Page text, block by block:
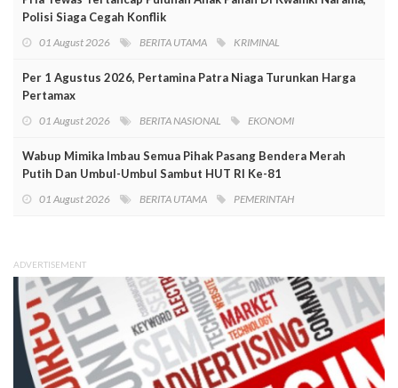
Polisi Siaga Cegah Konflik
01 August 2026 BERITA UTAMA KRIMINAL
Per 1 Agustus 2026, Pertamina Patra Niaga Turunkan Harga
Pertamax
01 August 2026 BERITA NASIONAL EKONOMI
Wabup Mimika Imbau Semua Pihak Pasang Bendera Merah
Putih Dan Umbul-Umbul Sambut HUT RI Ke-81
01 August 2026 BERITA UTAMA PEMERINTAH
ADVERTISEMENT